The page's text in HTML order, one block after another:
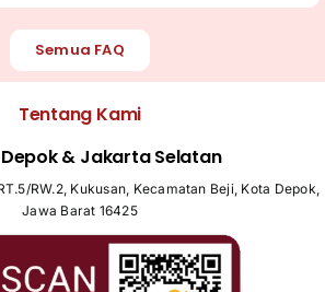
Semua FAQ
Tentang Kami
& Jakarta Selatan
RW.2, Kukusan, Kecamatan Beji, Kota Depok,
Jawa Barat 16425